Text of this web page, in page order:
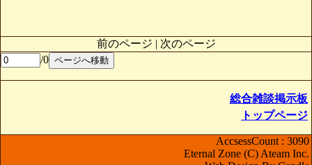
前のページ | 次のページ
/0
総合雑談掲示板
トップページ
AccsessCount : 3090
Eternal Zone (C) Ateam Inc.